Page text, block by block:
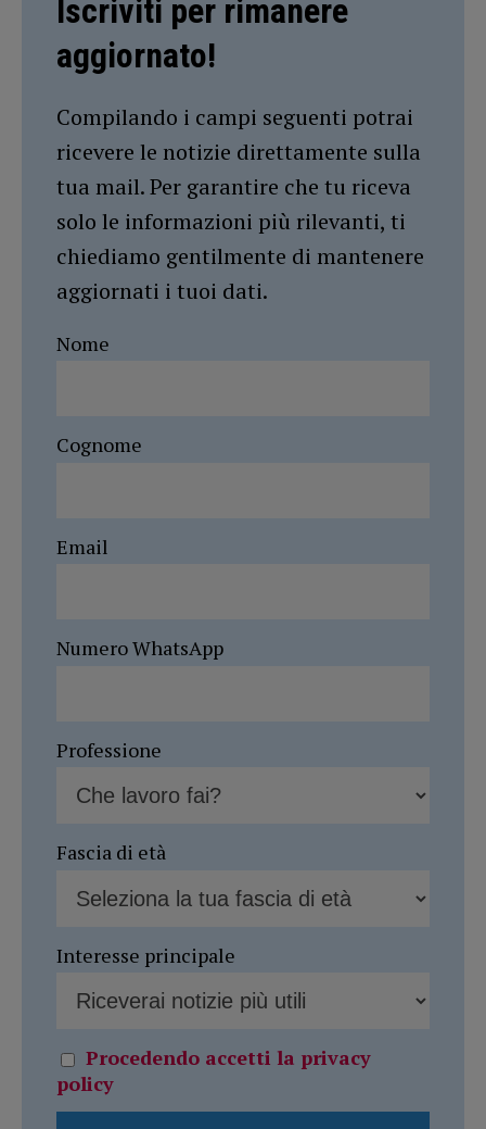
Iscriviti per rimanere
aggiornato!
Compilando i campi seguenti potrai
ricevere le notizie direttamente sulla
tua mail. Per garantire che tu riceva
solo le informazioni più rilevanti, ti
chiediamo gentilmente di mantenere
aggiornati i tuoi dati.
Nome
Cognome
Email
Numero WhatsApp
Professione
Fascia di età
Interesse principale
Procedendo accetti la privacy
policy